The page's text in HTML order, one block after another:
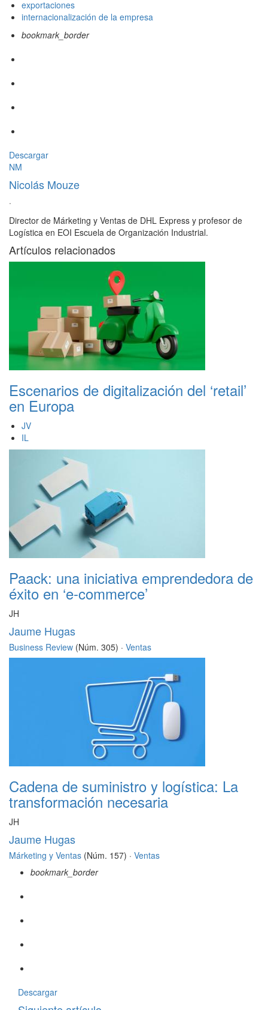
exportaciones
internacionalización de la empresa
bookmark_border
Descargar
NM
Nicolás Mouze
·
Director de Márketing y Ventas de DHL Express y profesor de
Logística en EOI Escuela de Organización Industrial.
Artículos relacionados
Escenarios de digitalización del ‘retail’
en Europa
JV
IL
Paack: una iniciativa emprendedora de
éxito en ‘e-commerce’
JH
Jaume Hugas
Business Review (Núm. 305) · Ventas
Cadena de suministro y logística: La
transformación necesaria
JH
Jaume Hugas
Márketing y Ventas (Núm. 157) · Ventas
bookmark_border
Descargar